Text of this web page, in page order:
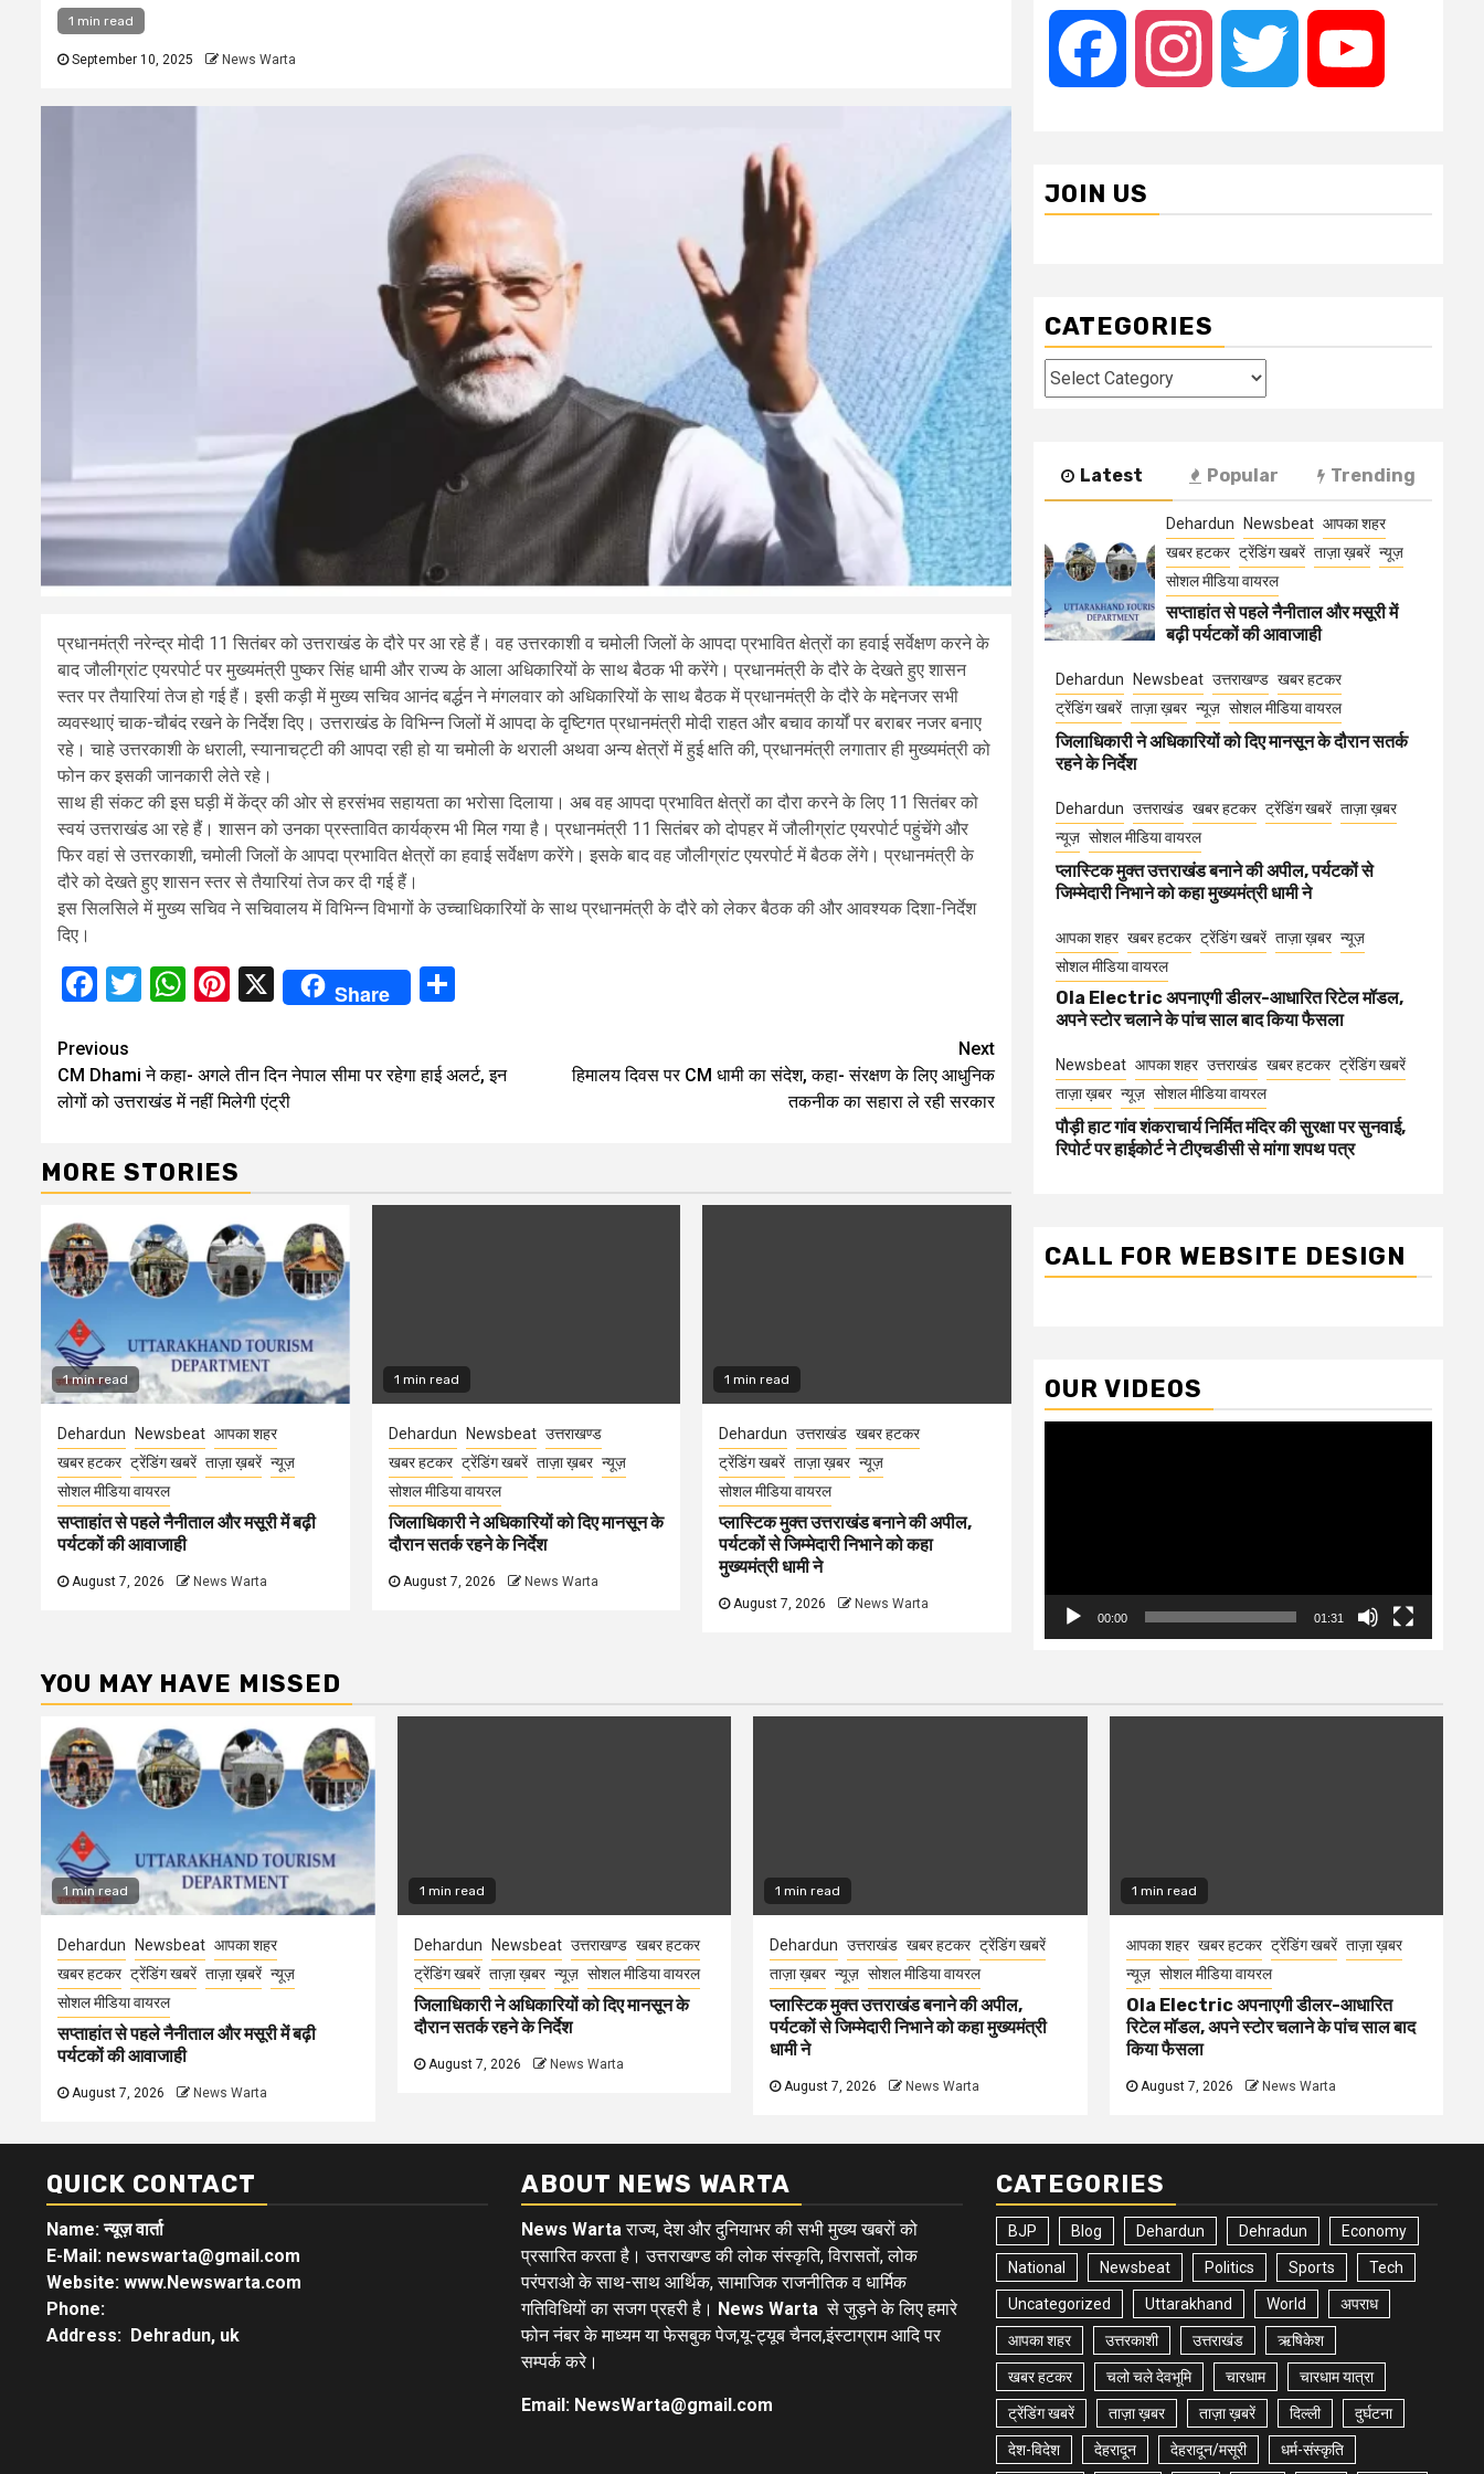
1 min read
September 10, 2025 News Warta
प्रधानमंत्री नरेन्द्र मोदी 11 सितंबर को उत्तराखंड के दौरे पर आ रहे हैं। वह उत्तरकाशी व चमोली जिलों के आपदा प्रभावित क्षेत्रों का हवाई सर्वेक्षण करने के
बाद जौलीग्रांट एयरपोर्ट पर मुख्यमंत्री पुष्कर सिंह धामी और राज्य के आला अधिकारियों के साथ बैठक भी करेंगे। प्रधानमंत्री के दौरे के देखते हुए शासन
स्तर पर तैयारियां तेज हो गई हैं। इसी कड़ी में मुख्य सचिव आनंद बर्द्धन ने मंगलवार को अधिकारियों के साथ बैठक में प्रधानमंत्री के दौरे के मद्देनजर सभी
व्यवस्थाएं चाक-चौबंद रखने के निर्देश दिए। उत्तराखंड के विभिन्न जिलों में आपदा के दृष्टिगत प्रधानमंत्री मोदी राहत और बचाव कार्यों पर बराबर नजर बनाए
रहे। चाहे उत्तरकाशी के धराली, स्यानाचट्टी की आपदा रही हो या चमोली के थराली अथवा अन्य क्षेत्रों में हुई क्षति की, प्रधानमंत्री लगातार ही मुख्यमंत्री को
फोन कर इसकी जानकारी लेते रहे।
साथ ही संकट की इस घड़ी में केंद्र की ओर से हरसंभव सहायता का भरोसा दिलाया। अब वह आपदा प्रभावित क्षेत्रों का दौरा करने के लिए 11 सितंबर को
स्वयं उत्तराखंड आ रहे हैं। शासन को उनका प्रस्तावित कार्यक्रम भी मिल गया है। प्रधानमंत्री 11 सितंबर को दोपहर में जौलीग्रांट एयरपोर्ट पहुंचेंगे और
फिर वहां से उत्तरकाशी, चमोली जिलों के आपदा प्रभावित क्षेत्रों का हवाई सर्वेक्षण करेंगे। इसके बाद वह जौलीग्रांट एयरपोर्ट में बैठक लेंगे। प्रधानमंत्री के
दौरे को देखते हुए शासन स्तर से तैयारियां तेज कर दी गई हैं।
इस सिलसिले में मुख्य सचिव ने सचिवालय में विभिन्न विभागों के उच्चाधिकारियों के साथ प्रधानमंत्री के दौरे को लेकर बैठक की और आवश्यक दिशा-निर्देश
दिए।
Facebook
Twitter
WhatsApp
Pinterest
X Share
Continue
Reading
Previous
CM Dhami ने कहा- अगले तीन दिन नेपाल सीमा पर रहेगा हाई अलर्ट, इन
लोगों को उत्तराखंड में नहीं मिलेगी एंट्री
Next
हिमालय दिवस पर CM धामी का संदेश, कहा- संरक्षण के लिए आधुनिक
तकनीक का सहारा ले रही सरकार
MORE STORIES
1 min read
Dehardun Newsbeat आपका शहर
खबर हटकर ट्रेंडिंग खबरें ताज़ा ख़बरें न्यूज़
सोशल मीडिया वायरल
सप्ताहांत से पहले नैनीताल और मसूरी में बढ़ी
पर्यटकों की आवाजाही
August 7, 2026 News Warta
1 min read
Dehardun Newsbeat उत्तराखण्ड
खबर हटकर ट्रेंडिंग खबरें ताज़ा ख़बर न्यूज़
सोशल मीडिया वायरल
जिलाधिकारी ने अधिकारियों को दिए मानसून के
दौरान सतर्क रहने के निर्देश
August 7, 2026 News Warta
1 min read
Dehardun उत्तराखंड खबर हटकर
ट्रेंडिंग खबरें ताज़ा ख़बर न्यूज़
सोशल मीडिया वायरल
प्लास्टिक मुक्त उत्तराखंड बनाने की अपील,
पर्यटकों से जिम्मेदारी निभाने को कहा
मुख्यमंत्री धामी ने
August 7, 2026 News Warta
Facebook Instagram Twitter
JOIN US
CATEGORIES
Categories
Latest Popular Trending
Dehardun Newsbeat आपका शहर
खबर हटकर ट्रेंडिंग खबरें ताज़ा ख़बरें न्यूज़
सोशल मीडिया वायरल
सप्ताहांत से पहले नैनीताल और मसूरी में
बढ़ी पर्यटकों की आवाजाही
Dehardun Newsbeat उत्तराखण्ड खबर हटकर
ट्रेंडिंग खबरें ताज़ा ख़बर न्यूज़ सोशल मीडिया वायरल
जिलाधिकारी ने अधिकारियों को दिए मानसून के दौरान सतर्क
रहने के निर्देश
Dehardun उत्तराखंड खबर हटकर ट्रेंडिंग खबरें ताज़ा ख़बर
न्यूज़ सोशल मीडिया वायरल
प्लास्टिक मुक्त उत्तराखंड बनाने की अपील, पर्यटकों से
जिम्मेदारी निभाने को कहा मुख्यमंत्री धामी ने
आपका शहर खबर हटकर ट्रेंडिंग खबरें ताज़ा ख़बर न्यूज़
सोशल मीडिया वायरल
Ola Electric अपनाएगी डीलर-आधारित रिटेल मॉडल,
अपने स्टोर चलाने के पांच साल बाद किया फैसला
Newsbeat आपका शहर उत्तराखंड खबर हटकर ट्रेंडिंग खबरें
ताज़ा ख़बर न्यूज़ सोशल मीडिया वायरल
पौड़ी हाट गांव शंकराचार्य निर्मित मंदिर की सुरक्षा पर सुनवाई,
रिपोर्ट पर हाईकोर्ट ने टीएचडीसी से मांगा शपथ पत्र
CALL FOR WEBSITE DESIGN
OUR VIDEOS
00:00 01:31
YOU MAY HAVE MISSED
1 min read
Dehardun Newsbeat आपका शहर
खबर हटकर ट्रेंडिंग खबरें ताज़ा ख़बरें न्यूज़
सोशल मीडिया वायरल
सप्ताहांत से पहले नैनीताल और मसूरी में बढ़ी
पर्यटकों की आवाजाही
August 7, 2026 News Warta
1 min read
Dehardun Newsbeat उत्तराखण्ड खबर हटकर
ट्रेंडिंग खबरें ताज़ा ख़बर न्यूज़ सोशल मीडिया वायरल
जिलाधिकारी ने अधिकारियों को दिए मानसून के
दौरान सतर्क रहने के निर्देश
August 7, 2026 News Warta
1 min read
Dehardun उत्तराखंड खबर हटकर ट्रेंडिंग खबरें
ताज़ा ख़बर न्यूज़ सोशल मीडिया वायरल
प्लास्टिक मुक्त उत्तराखंड बनाने की अपील,
पर्यटकों से जिम्मेदारी निभाने को कहा मुख्यमंत्री
धामी ने
August 7, 2026 News Warta
1 min read
आपका शहर खबर हटकर ट्रेंडिंग खबरें ताज़ा ख़बर
न्यूज़ सोशल मीडिया वायरल
Ola Electric अपनाएगी डीलर-आधारित
रिटेल मॉडल, अपने स्टोर चलाने के पांच साल बाद
किया फैसला
August 7, 2026 News Warta
QUICK CONTACT
Name: न्यूज़ वार्ता
E-Mail: newswarta@gmail.com
Website: www.Newswarta.com
Phone:
Address: Dehradun, uk
ABOUT NEWS WARTA
News Wartaराज्य, देश और दुनियाभर की सभी मुख्य खबरों को
प्रसारित करता है। उत्तराखण्ड की लोक संस्कृति, विरासतों, लोक
परंपराओ के साथ-साथ आर्थिक, सामाजिक राजनीतिक व धार्मिक
गतिविधियों का सजग प्रहरी है। News Warta से जुड़ने के लिए हमारे
फोन नंबर के माध्यम या फेसबुक पेज,यू-ट्यूब चैनल,इंस्टाग्राम आदि पर
सम्पर्क करे।
Email: NewsWarta@gmail.com
CATEGORIES
BJP Blog Dehardun Dehradun Economy
National Newsbeat Politics Sports Tech
Uncategorized Uttarakhand World अपराध
आपका शहर उत्तरकाशी उत्तराखंड ऋषिकेश
खबर हटकर चलो चले देवभूमि चारधाम चारधाम यात्रा
ट्रेंडिंग खबरें ताज़ा ख़बर ताज़ा ख़बरें दिल्ली दुर्घटना
देश-विदेश देहरादून देहरादून/मसूरी धर्म-संस्कृति